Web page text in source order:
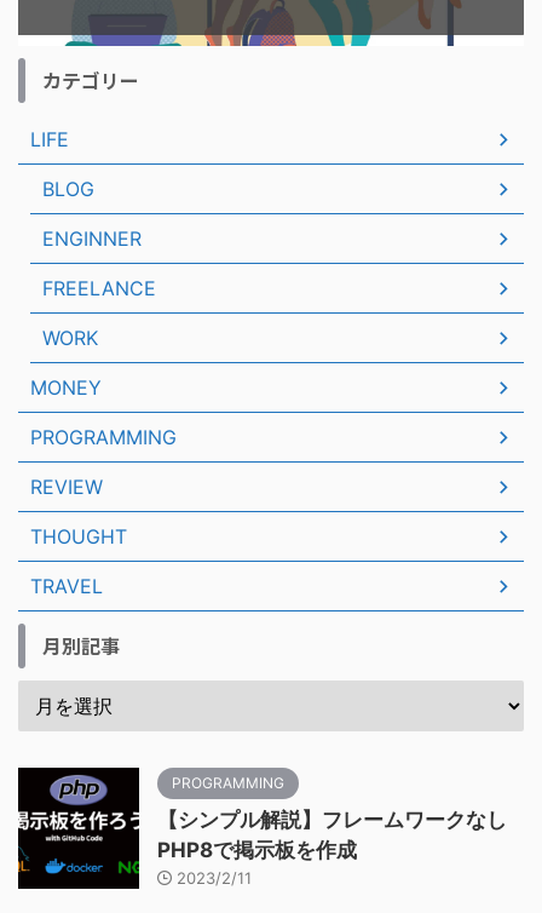
カテゴリー
LIFE
BLOG
ENGINNER
FREELANCE
WORK
MONEY
PROGRAMMING
REVIEW
THOUGHT
TRAVEL
月別記事
PROGRAMMING
【シンプル解説】フレームワークなし
PHP8で掲示板を作成
2023/2/11